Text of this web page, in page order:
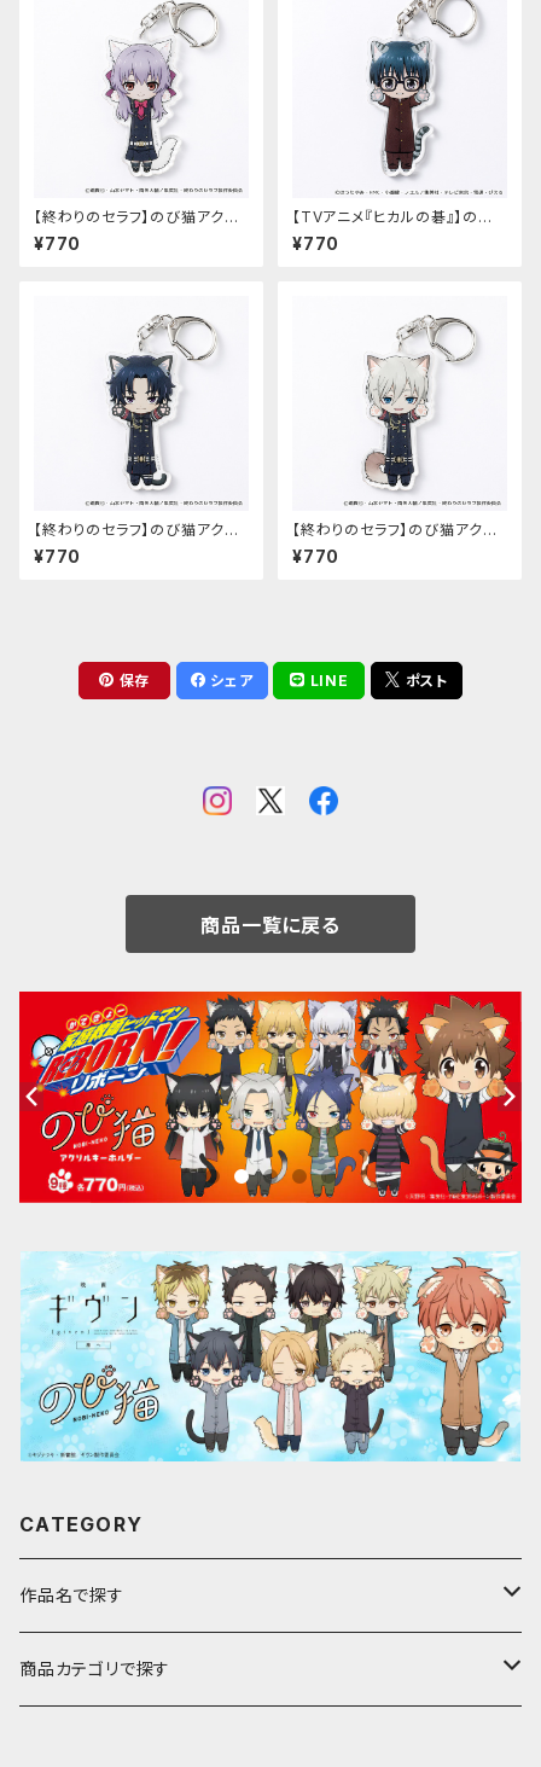
【終わりのセラフ】のび猫アクリ
ルキーホルダー（柊シノア）
¥770
【TVアニメ『ヒカルの碁』】のび
猫アクリルキーホルダー（筒井
公宏）
¥770
【終わりのセラフ】のび猫アクリ
ルキーホルダー（一瀬グレン）
¥770
【終わりのセラフ】のび猫アクリ
ルキーホルダー（柊深夜）
¥770
保存 シェア LINE ポスト
商品一覧に戻る
CATEGORY
作品名で探す
ア行
商品カテゴリで探す